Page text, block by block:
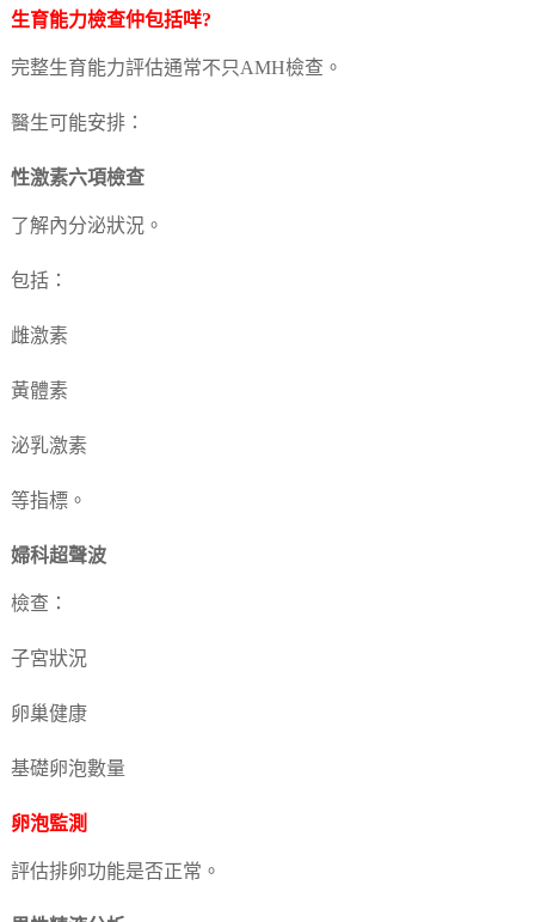
生育能力檢查仲包括咩?
完整生育能力評估通常不只AMH檢查。
醫生可能安排：
性激素六項檢查
了解內分泌狀況。
包括：
雌激素
黃體素
泌乳激素
等指標。
婦科超聲波
檢查：
子宮狀況
卵巢健康
基礎卵泡數量
卵泡監測
評估排卵功能是否正常。